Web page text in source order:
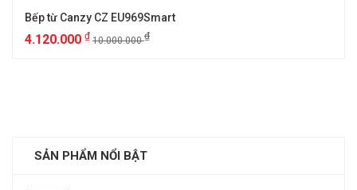
Bếp từ Canzy CZ EU969Smart
4.120.000 ₫ 10.000.000₫
SẢN PHẨM NỔI BẬT